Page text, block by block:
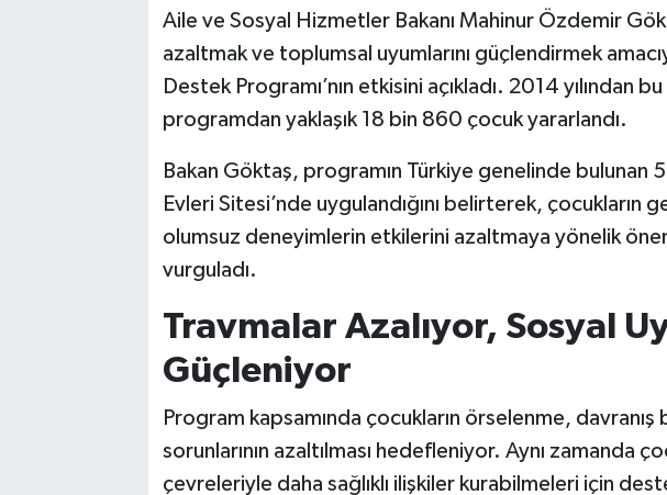
Aile ve Sosyal Hizmetler Bakanı Mahinur Özdemir
azaltmak ve toplumsal uyumlarını güçlendirmek
Destek Programı’nın etkisini açıkladı. 2014 yılından
programdan yaklaşık 18 bin 860 çocuk yararlandı.
Bakan Göktaş, programın Türkiye genelinde bulunan
Evleri Sitesi’nde uygulandığını belirterek, çocukların
olumsuz deneyimlerin etkilerini azaltmaya yönelik
vurguladı.
Travmalar Azalıyor, Sosyal
Güçleniyor
Program kapsamında çocukların örselenme,
sorunlarının azaltılması hedefleniyor. Aynı zamanda
çevreleriyle daha sağlıklı ilişkiler kurabilmeleri için